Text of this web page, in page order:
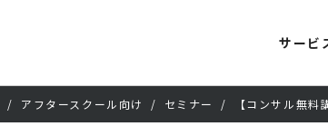
サービ
アフタースクール向け セミナー 【コンサル無